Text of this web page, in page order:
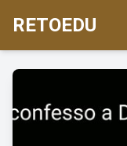
RETOEDU